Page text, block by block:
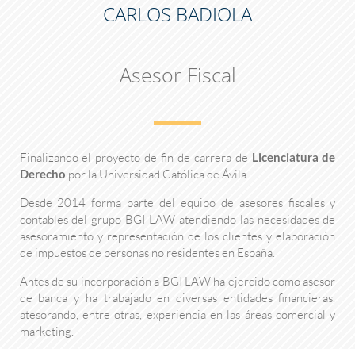
CARLOS BADIOLA
Asesor Fiscal
Finalizando el proyecto de fin de carrera de Licenciatura de
Derecho por la Universidad Católica de Ávila.
Desde 2014 forma parte del equipo de asesores fiscales y
contables del grupo BGI LAW atendiendo las necesidades de
asesoramiento y representación de los clientes y elaboración
de impuestos de personas no residentes en España.
Antes de su incorporación a BGI LAW ha ejercido como asesor
de banca y ha trabajado en diversas entidades financieras,
atesorando, entre otras, experiencia en las áreas comercial y
marketing.